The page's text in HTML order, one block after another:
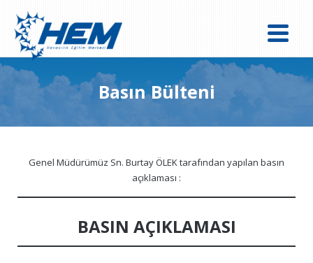
Basın Bülteni
Genel Müdürümüz Sn. Burtay ÖLEK tarafından yapılan basın
açıklaması :
BASIN AÇIKLAMASI